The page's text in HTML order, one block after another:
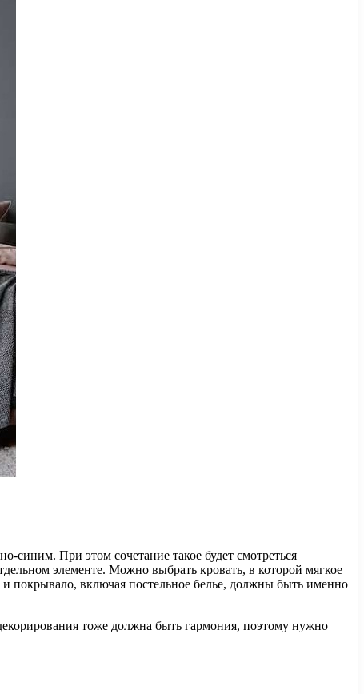
При этом сочетание такое будет смотреться
элементе. Можно выбрать кровать, в которой мягкое
покрывало, включая постельное белье, должны быть именно
тоже должна быть гармония, поэтому нужно